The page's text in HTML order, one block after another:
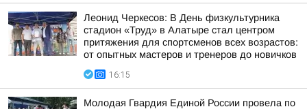
Леонид Черкесов: В День физкультурника
стадион «Труд» в Алатыре стал центром
притяжения для спортсменов всех возрастов:
от опытных мастеров и тренеров до новичков
16:15
Молодая Гвардия Единой России провела по